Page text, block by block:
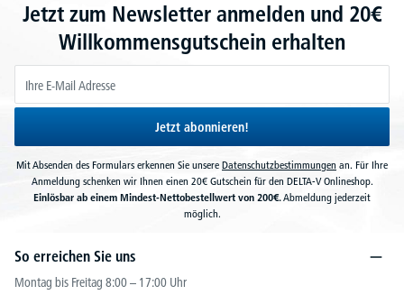
Jetzt zum Newsletter anmelden und 20€
Willkommensgutschein erhalten
Jetzt abonnieren!
Mit Absenden des Formulars erkennen Sie unsere Datenschutzbestimmungen an. Für Ihre
Anmeldung schenken wir Ihnen einen 20€ Gutschein für den DELTA-V Onlineshop.
Einlösbar ab einem Mindest-Nettobestellwert von 200€.Abmeldung jederzeit
möglich.
So erreichen Sie uns
Montag bis Freitag 8:00 – 17:00 Uhr